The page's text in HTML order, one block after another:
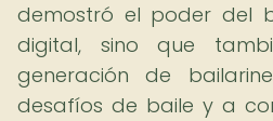
demostró el poder del
digital, sino que
generación de
desafíos de baile y a